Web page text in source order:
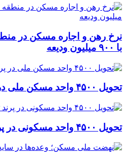
با ۹۰۰ میلیون ودیعه
تحویل ۴۵۰۰ واحد مسکن ملی در پرند تا ۳ روز دیگر
تحویل ۴۵۰۰ واحد مسکونی در پرند تا بهار ۱۴۰۴